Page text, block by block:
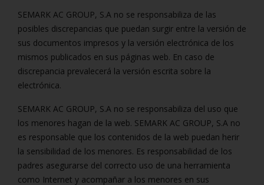
SEMARK AC GROUP, S.A no se responsabiliza de las
posibles discrepancias que puedan surgir entre la versión de
sus documentos impresos y la versión electrónica de los
mismos publicados en sus páginas web. En caso de
discrepancia prevalecerá la versión escrita sobre la
electrónica.
SEMARK AC GROUP, S.A no se responsabiliza del uso que
los menores hagan de la web. SEMARK AC GROUP, S.A no
es responsable que los contenidos de la web puedan herir
la sensibilidad de los menores. Es responsabilidad de los
padres asegurarse del correcto uso de una herramienta
como Internet y acompañar a los menores en sus